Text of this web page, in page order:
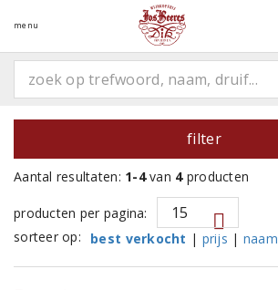
menu
filter
Aantal resultaten: 1-4van 4producten
producten per pagina:
sorteer op:
best verkocht | prijs | naam